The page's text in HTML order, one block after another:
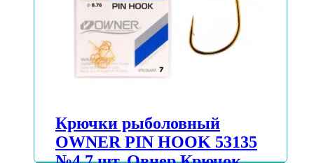
Крючки рыболовный
OWNER PIN HOOK 53135